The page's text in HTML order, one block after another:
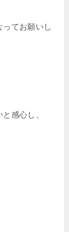
てお願いし
感心し、